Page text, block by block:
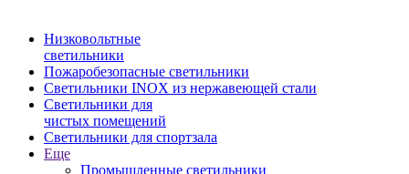
Низковольтные
светильники
Пожаробезопасные светильники
Светильники INOX из нержавеющей стали
Светильники для
чистых помещений
Светильники для спортзала
Еще
Промышленные светильники